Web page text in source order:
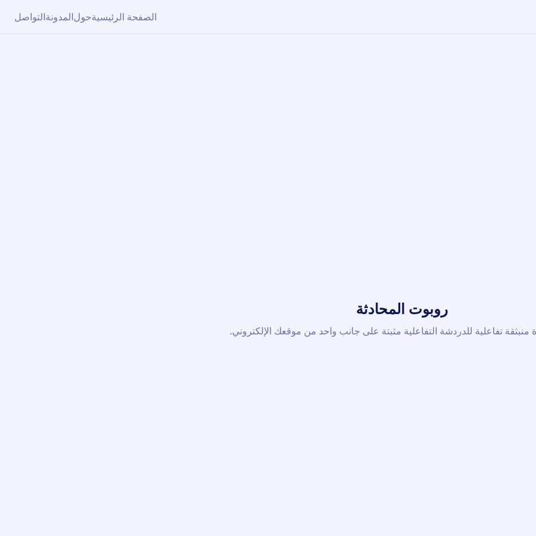
الصفحة الرئيسيةحولالمدونةالتواصل
روبوت المحادثة
تفاعلية للدردشة التفاعلية مثبتة على جانب واحد من موقعك الإلكتروني.